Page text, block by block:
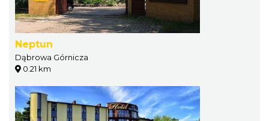
Neptun
Dąbrowa Górnicza
0.21 km